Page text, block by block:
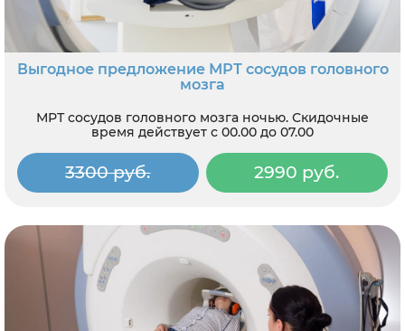
Выгодное предложение МРТ сосудов головного
мозга
МРТ сосудов головного мозга ночью. Скидочные
время действует с 00.00 до 07.00
3300 руб. 2990 руб.